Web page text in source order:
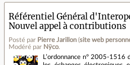
Référentiel Général
Nouvel appel à contributions
Posté par Pierre Jarillon (site web
Modéré par Nÿco.
L’ordonnance n° 2005-